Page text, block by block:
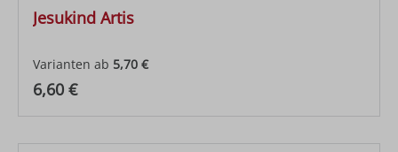
Jesukind Artis
Varianten ab 5,70 €
Regulärer Preis:
6,60 €